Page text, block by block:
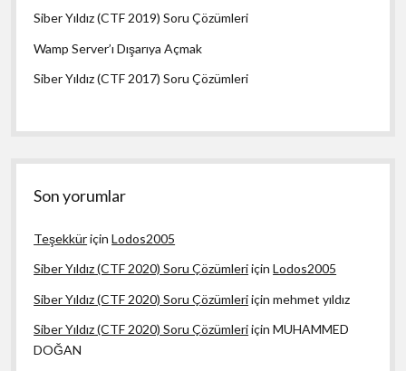
Siber Yıldız (CTF 2019) Soru Çözümleri
Wamp Server’ı Dışarıya Açmak
Siber Yıldız (CTF 2017) Soru Çözümleri
Son yorumlar
TeşekküriçinLodos2005
Siber Yıldız (CTF 2020) Soru ÇözümleriiçinLodos2005
Siber Yıldız (CTF 2020) Soru Çözümleriiçinmehmet yıldız
Siber Yıldız (CTF 2020) Soru ÇözümleriiçinMUHAMMED
DOĞAN